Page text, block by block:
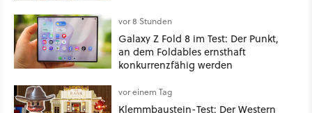
vor 8 Stunden
Galaxy Z Fold 8 im Test: Der Punkt,
an dem Foldables ernsthaft
konkurrenzfähig werden
vor einem Tag
Klemmbaustein-Test: Der Western